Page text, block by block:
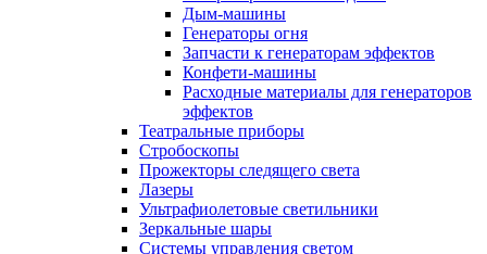
Дым-машины
Генераторы огня
Запчасти к генераторам эффектов
Конфети-машины
Расходные материалы для генераторов
эффектов
Театральные приборы
Стробоскопы
Прожекторы следящего света
Лазеры
Ультрафиолетовые светильники
Зеркальные шары
Системы управления светом